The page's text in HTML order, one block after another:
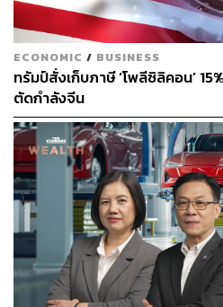
ECONOMIC / BUSINESS
ทรัมป์สั่งเก็บภาษี ‘โพลีซิลิคอน’
ตัดกำลังจีน